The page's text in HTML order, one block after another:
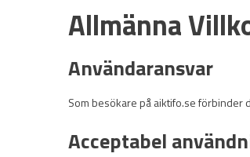
Allmänna
Användaransvar
Som besökare på aiktifo.se förbinder
Acceptabel